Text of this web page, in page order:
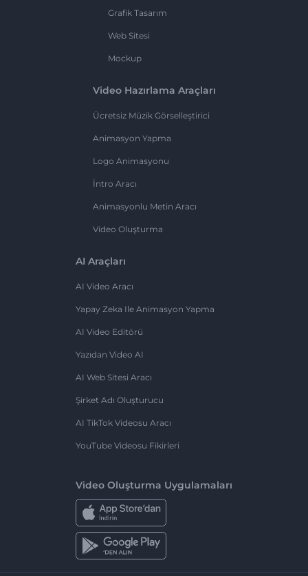
Grafik Tasarım
Web Sitesi
Mockup
Video Hazırlama Araçları
Ücretsiz Müzik Görselleştirici
Animasyon Yapma
Logo Animasyonu
İntro Aracı
Animasyonlu Metin Aracı
Video Oluşturma
AI Araçları
AI Video Aracı
Yapay Zeka Ile Animasyon Yapma
AI Video Editörü
Yazıdan Video AI
AI Web Sitesi Aracı
Şirket Adı Oluşturucu
AI TikTok Videosu Aracı
YouTube Videosu Fikirleri
Video Oluşturma Uygulamaları